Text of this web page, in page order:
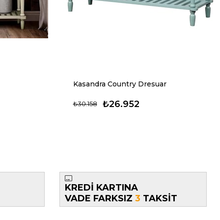
Kasandra Country Dresuar
₺26.952
₺30.158
KREDİ KARTINA
VADE FARKSIZ 3 TAKSİT